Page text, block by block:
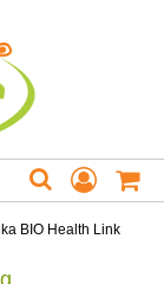
BIO Health Link